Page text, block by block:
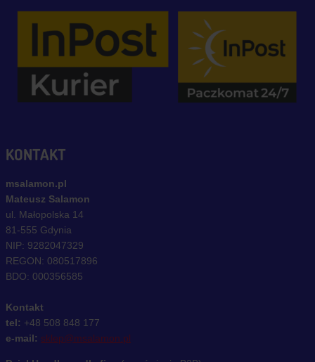
KONTAKT
msalamon.pl
Mateusz Salamon
ul. Małopolska 14
81-555 Gdynia
NIP: 9282047329
REGON: 080517896
BDO: 000356585
Kontakt
tel: +48 508 848 177
e-mail: sklep@msalamon.pl